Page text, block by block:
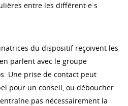
entre les différent·e·s
du dispositif reçoivent les
parlent avec le groupe
Une prise de contact peut
pour un conseil, ou déboucher
pas nécessairement la